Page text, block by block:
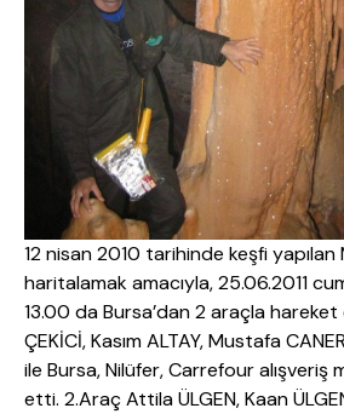
12 nisan 2010 tarihinde keşfi yapılan
haritalamak amacıyla, 25.06.2011
13.00 da Bursa’dan 2 araçla
ÇEKİCİ, Kasım ALTAY, Mustafa
ile Bursa, Nilüfer, Carrefour alışveriş
etti. 2.Araç Attila ÜLGEN, Kaan